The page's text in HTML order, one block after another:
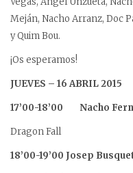
Meján, Nacho Arranz, Doc
y Quim Bou.
¡Os esperamos!
JUEVES – 16 ABRIL 2015
17’00-18’00 Nacho
Dragon Fall
18’00-19’00 Josep